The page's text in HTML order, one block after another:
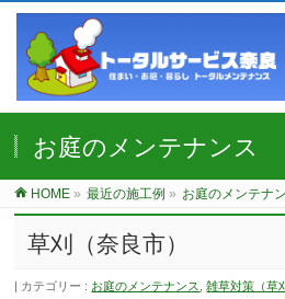
お庭のメンテナンス
HOME » 最近の施工例 » お庭のメンテナ
草刈（奈良市）
カテゴリー : お庭のメンテナンス ,雑草対策（草